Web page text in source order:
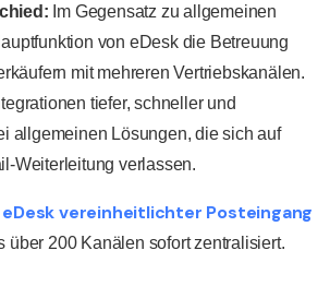
Im Gegensatz zu allgemeinen
von eDesk die Betreuung
mit mehreren Vertriebskanälen.
tiefer, schneller und
allgemeinen Lösungen, die sich auf
Weiterleitung verlassen.
eDesk vereinheitlichter Posteingang
über 200 Kanälen sofort zentralisiert.